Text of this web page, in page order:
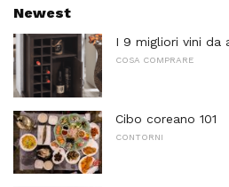
Newest
I 9 migliori vini da
COSA COMPRARE
Cibo coreano 101
CONTORNI